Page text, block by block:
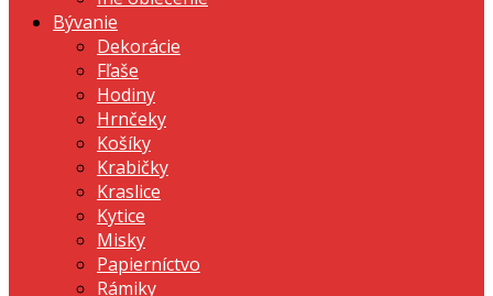
Bývanie
Dekorácie
Fľaše
Hodiny
Hrnčeky
Košíky
Krabičky
Kraslice
Kytice
Misky
Papierníctvo
Rámiky